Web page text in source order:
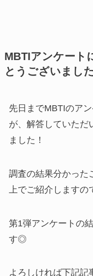
MBTIアンケート
とうございました
先日までMBTIのア
が、解答していただ
ました！
調査の結果分かった
上でご紹介しますの
第1弾アンケートの
す◎
よろしければ下記記